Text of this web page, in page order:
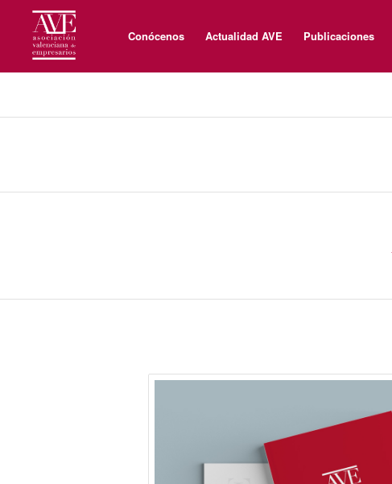
Conócenos Actualidad AVE Publicaciones